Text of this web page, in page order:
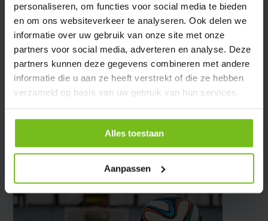
personaliseren, om functies voor social media te bieden
en om ons websiteverkeer te analyseren. Ook delen we
informatie over uw gebruik van onze site met onze
partners voor social media, adverteren en analyse. Deze
partners kunnen deze gegevens combineren met andere
informatie die u aan ze heeft verstrekt of die ze hebben
verzameld op basis van uw gebruik van hun services.
Alles toestaan
Aanpassen
Specificaties
Reviews